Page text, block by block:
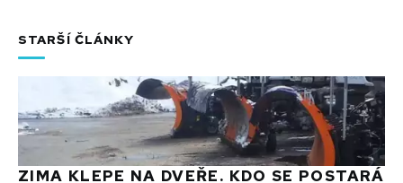
STARŠÍ ČLÁNKY
ZIMA KLEPE NA DVEŘE. KDO SE POSTARÁ